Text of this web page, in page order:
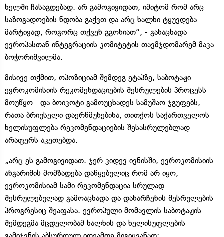
ხელში ჩასაგდებად. არ გამოგივიდათ, იმიტომ რომ არც
საზოგადოების ნდობა გაქვთ და არც ხალხი ტყუვდება
მარტივად, როგორც თქვენ გგონიათ“, - განაცხადა
ევროპასთან ინტეგრაციის კომიტეტის თავმჯდომარემ მაკა
ბოჭორიშვილმა.
მისივე თქმით, ოპოზიციამ შემდეგ ეტაპზე, საბოტაჟი
ევროკომისიის რეკომენდაციების შესრულების პროცესს
მოუწყო და ბოიკოტი გამოუცხადეს სამუშაო ჯგუფებს,
რათა ბრიუსელი დაერწმუნებინა, თითქოს საქართველოს
ხელისუფლება რეკომენდაციების შესასრულებლად
არაფერს აკეთებდა.
„არც ეს გამოგივიდათ. ჯერ კიდევ ივნისში, ევროკომისიის
ანგარიშის მომზადება დაწყებულიც რომ არ იყო,
ევროკომისიამ სამი რეკომენდაცია სრულად
შესრულებულად გამოაცხადა და დანარჩენის შესრულების
პროგრესიც შეაფასა. ევროპული მომავლის საბოტაჟის
შემდეგმა მცდელობამ ხალხის და ხელისუფლების